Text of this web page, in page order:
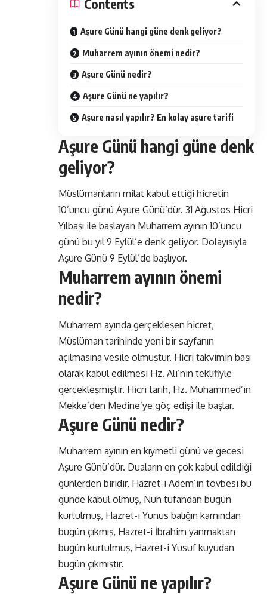
Contents
Aşure Günü hangi güne denk geliyor?
Muharrem ayının önemi nedir?
Aşure Günü nedir?
Aşure Günü ne yapılır?
Aşure nasıl yapılır? En kolay aşure tarifi
Aşure Günü hangi güne denk
geliyor?
Müslümanların milat kabul ettiği hicretin
10’uncu günü Aşure Günü’dür. 31 Ağustos Hicri
Yılbaşı ile başlayan Muharrem ayının 10’uncu
günü bu yıl 9 Eylül’e denk geliyor. Dolayısıyla
Aşure Günü 9 Eylül’de başlıyor.
Muharrem ayının önemi
nedir?
Muharrem ayında gerçekleşen hicret,
Müslüman tarihinde yeni bir sayfanın
açılmasına vesile olmuştur. Hicri takvimin başı
olarak kabul edilmesi Hz. Ali’nin teklifiyle
gerçekleşmiştir. Hicri tarih, Hz. Muhammed’in
Mekke’den Medine’ye göç edişi ile başlar.
Aşure Günü nedir?
Muharrem ayının en kıymetli günü ve gecesi
Aşure Günü’dür. Duaların en çok kabul edildiği
günlerden biridir. Hazret-i Adem’in tövbesi bu
günde kabul olmuş, Nuh tufandan bugün
kurtulmuş, Hazret-i Yunus balığın karnından
bugün çıkmış, Hazret-i İbrahim yanmaktan
bugün kurtulmuş, Hazret-i Yusuf kuyudan
bugün çıkmıştır.
Aşure Günü ne yapılır?